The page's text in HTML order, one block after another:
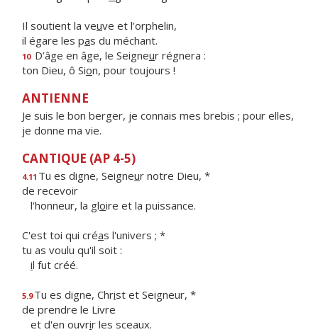
Il soutient la veuve et l’orphelin,
il égare les pas du méchant.
10 D’âge en âge, le Seigneur régnera :
ton Dieu, ô Sion, pour toujours !
ANTIENNE
Je suis le bon berger, je connais mes brebis ; pour elles,
je donne ma vie.
CANTIQUE (AP 4-5)
4.11 Tu es digne, Seigneur notre Dieu, *
de recevoir
l'honneur, la gloire et la puissance.
C'est toi qui créas l'univers ; *
tu as voulu qu'il soit :
il fut créé.
5.9 Tu es digne, Christ et Seigneur, *
de prendre le Livre
et d'en ouvrir les sceaux.